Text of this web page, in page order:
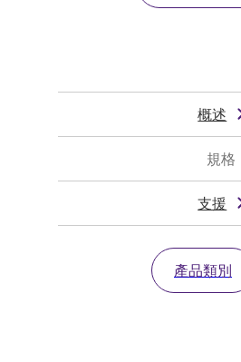
概述
規格
支援
產品類別